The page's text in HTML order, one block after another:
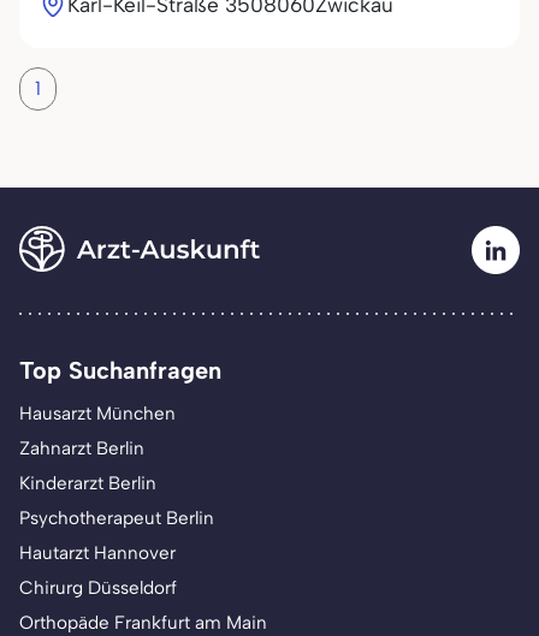
Karl-Keil-Straße 3508060Zwickau
1
Top Suchanfragen
Hausarzt München
Zahnarzt Berlin
Kinderarzt Berlin
Psychotherapeut Berlin
Hautarzt Hannover
Chirurg Düsseldorf
Orthopäde Frankfurt am Main